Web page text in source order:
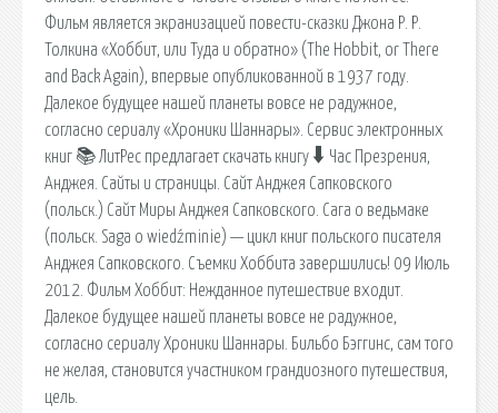
Фильм является экранизацией повести-сказки Джона Р. Р.
Толкина «Хоббит, или Туда и обратно» (The Hobbit, or There
and Back Again), впервые опубликованной в 1937 году.
Далекое будущее нашей планеты вовсе не радужное,
согласно сериалу «Хроники Шаннары». Сервис электронных
книг 📚 ЛитРес предлагает скачать книгу 🠳 Час Презрения,
Анджея. Сайты и страницы. Сайт Анджея Сапковского
(польск.) Сайт Миры Анджея Сапковского. Сага о ведьмаке
(польск. Saga o wiedźminie) — цикл книг польского писателя
Анджея Сапковского. Съемки Хоббита завершились! 09 Июль
2012. Фильм Хоббит: Нежданное путешествие входит.
Далекое будущее нашей планеты вовсе не радужное,
согласно сериалу Хроники Шаннары. Бильбо Бэггинс, сам того
не желая, становится участником грандиозного путешествия,
цель.